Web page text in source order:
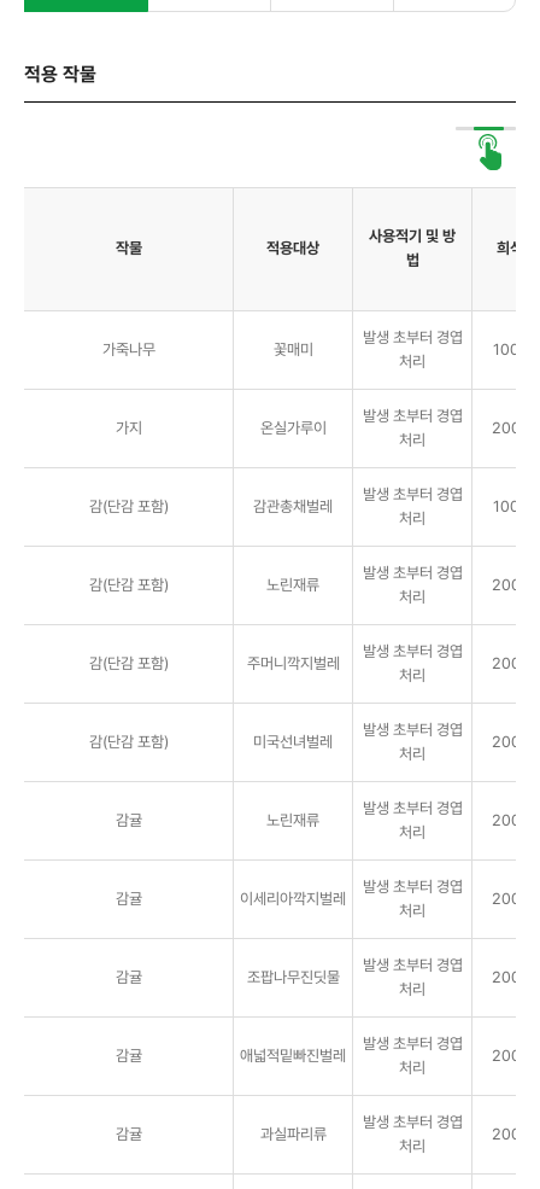
적용 작물
작물 적용대상
사용적기 및 방
법
희석배
가죽나무 꽃매미
발생 초부터 경엽
처리
1000
가지 온실가루이
발생 초부터 경엽
처리
2000
감(단감 포함) 감관총채벌레
발생 초부터 경엽
처리
1000
감(단감 포함) 노린재류
발생 초부터 경엽
처리
2000
감(단감 포함) 주머니깍지벌레
발생 초부터 경엽
처리
2000
감(단감 포함) 미국선녀벌레
발생 초부터 경엽
처리
2000
감귤 노린재류
발생 초부터 경엽
처리
2000
감귤 이세리아깍지벌레
발생 초부터 경엽
처리
2000
감귤 조팝나무진딧물
발생 초부터 경엽
처리
2000
감귤 애넓적밑빠진벌레
발생 초부터 경엽
처리
2000
감귤 과실파리류
발생 초부터 경엽
처리
2000